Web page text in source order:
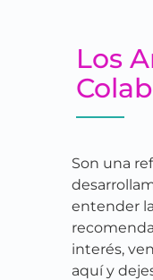
Los
Son una
entender
interés,
aquí y